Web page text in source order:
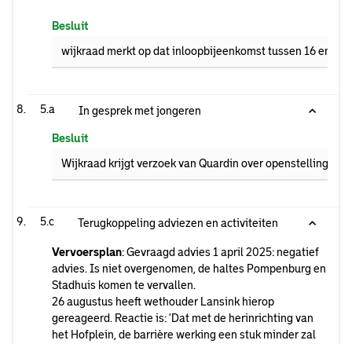
Besluit
wijkraad merkt op dat inloopbijeenkomst tussen 16 en 18
5.a In gesprek met jongeren
Besluit
Wijkraad krijgt verzoek van Quardin over openstelling
5.c Terugkoppeling adviezen en activiteiten
Vervoersplan: Gevraagd advies 1 april 2025: negatief
advies. Is niet overgenomen, de haltes Pompenburg en
Stadhuis komen te vervallen.
26 augustus heeft wethouder Lansink hierop
gereageerd. Reactie is: ‘Dat met de herinrichting van
het Hofplein, de barrière werking een stuk minder zal